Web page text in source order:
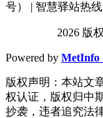
号） | 智慧驿站热线
2026 版
Powered by MetInfo
版权声明：本站文
权认证，版权归中
抄袭，违者追究法